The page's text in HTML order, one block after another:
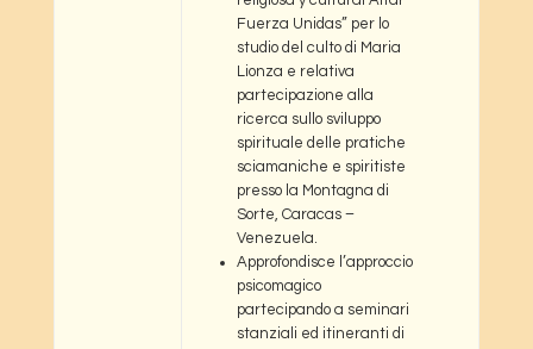
Fuerza Unidas” per lo
studio del culto di Maria
Lionza e relativa
partecipazione alla
ricerca sullo sviluppo
spirituale delle pratiche
sciamaniche e spiritiste
presso la Montagna di
Sorte, Caracas –
Venezuela.
Approfondisce l’approccio
psicomagico
partecipando a seminari
stanziali ed itineranti di